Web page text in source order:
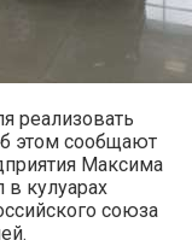
реализовать
этом сообщают
Максима
в кулуарах
союза